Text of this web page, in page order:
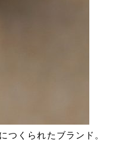
つくられたブランド。